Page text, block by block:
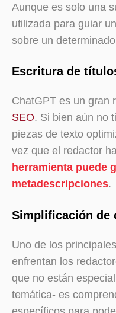
Aunque es solo una
utilizada para guiar
sobre un
Escritura de
ChatGPT es un gran
SEO. Si bien aún no
piezas de texto
vez que el redactor
herramienta puede
metadescripciones.
Simplificación de
Uno de los
enfrentan los
que no están
temática- es